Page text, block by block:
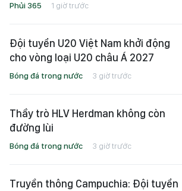
Phủi 365 1 giờ trước
Đội tuyển U20 Việt Nam khởi động
cho vòng loại U20 châu Á 2027
Bóng đá trong nước 3 giờ trước
Thầy trò HLV Herdman không còn
đường lùi
Bóng đá trong nước 3 giờ trước
Truyền thông Campuchia: Đội tuyển